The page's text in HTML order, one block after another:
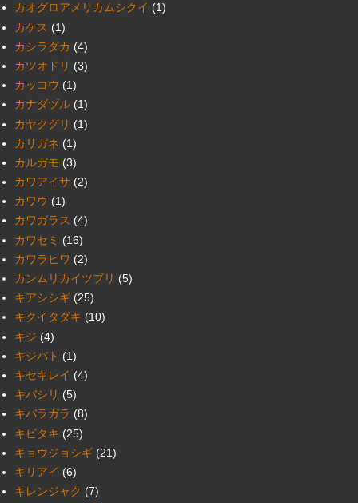
カオグロアメリカムシクイ (1)
カケス (1)
カシラダカ (4)
カツオドリ (3)
カッコウ (1)
カナダヅル (1)
カヤクグリ (1)
カリガネ (1)
カルガモ (3)
カワアイサ (2)
カワウ (1)
カワガラス (4)
カワセミ (16)
カワラヒワ (2)
カンムリカイツブリ (5)
キアシシギ (25)
キクイタダキ (10)
キジ (4)
キジバト (1)
キセキレイ (4)
キバシリ (5)
キバラガラ (8)
キビタキ (25)
キョウジョシギ (21)
キリアイ (6)
キレンジャク (7)